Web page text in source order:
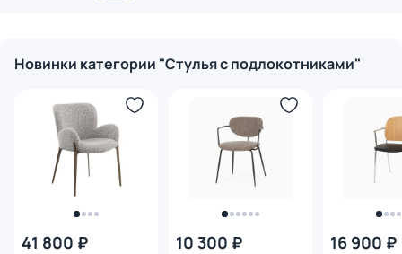
Новинки категории "Стулья с подлокотниками"
41 800 ₽ 10 300 ₽ 16 900 ₽